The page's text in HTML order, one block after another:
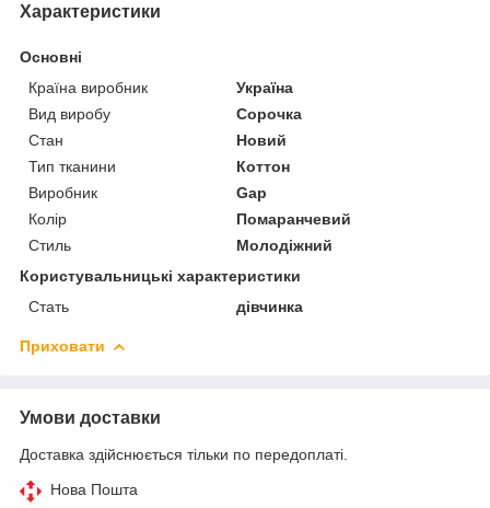
Характеристики
Основні
Країна виробник
Україна
Вид виробу
Сорочка
Стан
Новий
Тип тканини
Коттон
Виробник
Gap
Колір
Помаранчевий
Стиль
Молодіжний
Користувальницькі характеристики
Стать
дівчинка
Приховати
Умови доставки
Доставка здійснюється тільки по передоплаті.
Нова Пошта